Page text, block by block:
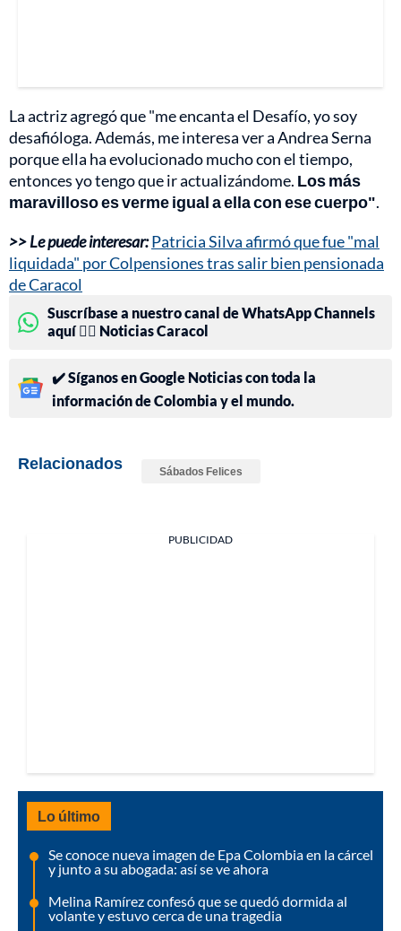
La actriz agregó que "me encanta el Desafío, yo soy
desafióloga. Además, me interesa ver a Andrea Serna
porque ella ha evolucionado mucho con el tiempo,
entonces yo tengo que ir actualizándome. Los más
maravilloso es verme igual a ella con ese cuerpo".
>> Le puede interesar:Patricia Silva afirmó que fue "mal
liquidada" por Colpensiones tras salir bien pensionada
de Caracol
Suscríbase a nuestro canal de WhatsApp Channels
aquí 👉🏻 Noticias Caracol
✔️ Síganos en Google Noticias con toda la
información de Colombia y el mundo.
Relacionados Sábados Felices
PUBLICIDAD
Lo último
Se conoce nueva imagen de Epa Colombia en la cárcel
y junto a su abogada: así se ve ahora
Melina Ramírez confesó que se quedó dormida al
volante y estuvo cerca de una tragedia